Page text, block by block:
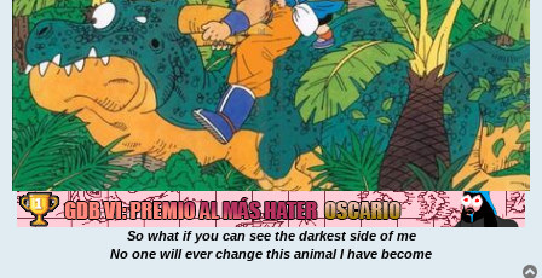
So what if you can see the darkest side of me
No one will ever change this animal I have become